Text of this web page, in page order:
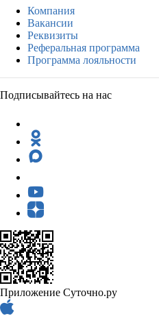
Компания
Вакансии
Реквизиты
Реферальная программа
Программа лояльности
Подписывайтесь на нас
Приложение Суточно.ру